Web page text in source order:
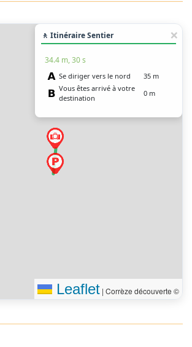
🚶 Itinéraire Sentier
34.4 m, 30 s
Se diriger vers le nord
35 m
Vous êtes arrivé à votre
destination
0 m
Leaflet | Corrèze découverte ©